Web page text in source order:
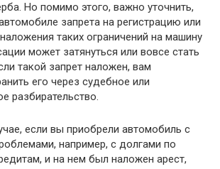
Но помимо этого, важно уточнить,
запрета на регистрацию или
таких ограничений на машину
может затянуться или вовсе стать
такой запрет наложен, вам
его через судебное или
разбирательство.
если вы приобрели автомобиль с
например, с долгами по
и на нем был наложен арест,